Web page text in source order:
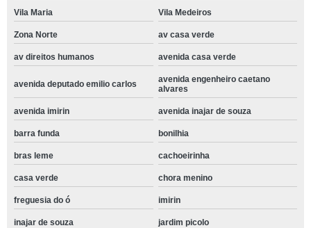
Vila Maria Vila Medeiros
Zona Norte av casa verde
av direitos humanos avenida casa verde
avenida deputado emilio carlos
avenida engenheiro caetano
alvares
avenida imirin avenida inajar de souza
barra funda bonilhia
bras leme cachoeirinha
casa verde chora menino
freguesia do ó imirin
inajar de souza jardim picolo